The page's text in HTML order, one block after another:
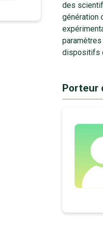
des
génération
dispositifs
Porteur